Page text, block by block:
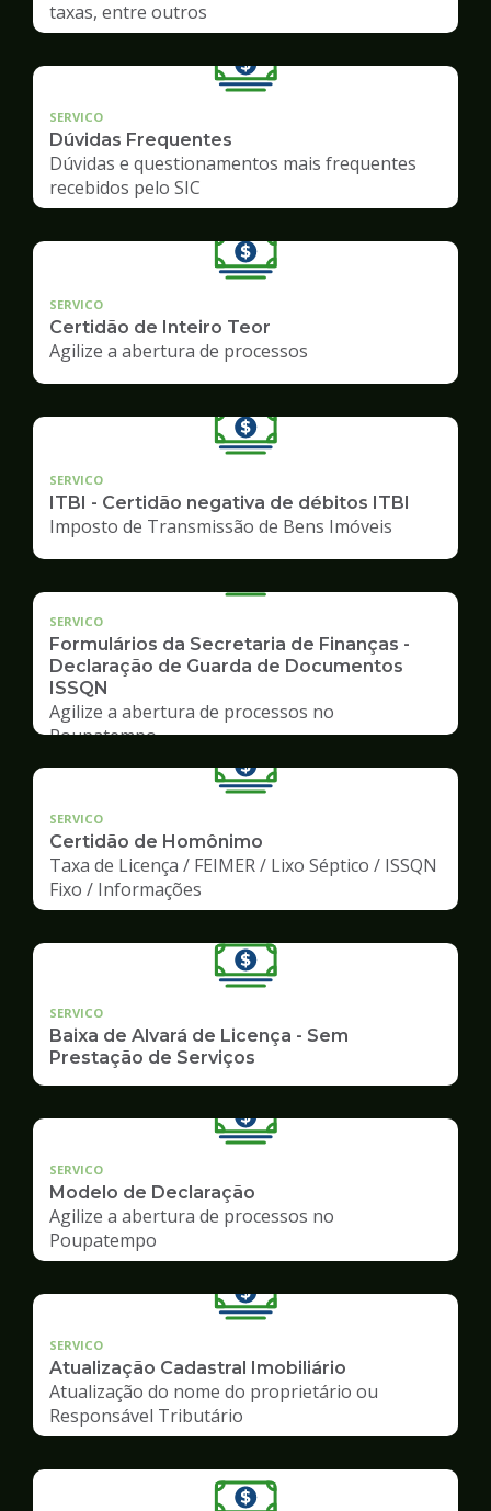
taxas, entre outros
SERVICO
Dúvidas Frequentes
Dúvidas e questionamentos mais frequentes
recebidos pelo SIC
SERVICO
Certidão de Inteiro Teor
Agilize a abertura de processos
SERVICO
ITBI - Certidão negativa de débitos ITBI
Imposto de Transmissão de Bens Imóveis
SERVICO
Formulários da Secretaria de Finanças -
Declaração de Guarda de Documentos
ISSQN
Agilize a abertura de processos no
Poupatempo
SERVICO
Certidão de Homônimo
Taxa de Licença / FEIMER / Lixo Séptico / ISSQN
Fixo / Informações
SERVICO
Baixa de Alvará de Licença - Sem
Prestação de Serviços
SERVICO
Modelo de Declaração
Agilize a abertura de processos no
Poupatempo
SERVICO
Atualização Cadastral Imobiliário
Atualização do nome do proprietário ou
Responsável Tributário